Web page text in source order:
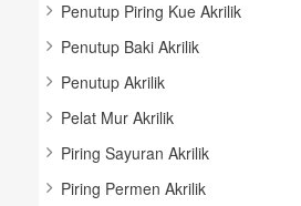
Penutup Piring Kue Akrilik
Penutup Baki Akrilik
Penutup Akrilik
Pelat Mur Akrilik
Piring Sayuran Akrilik
Piring Permen Akrilik